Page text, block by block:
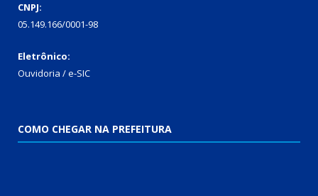
CNPJ:
05.149.166/0001-98
Eletrônico:
Ouvidoria / e-SIC
COMO CHEGAR NA PREFEITURA